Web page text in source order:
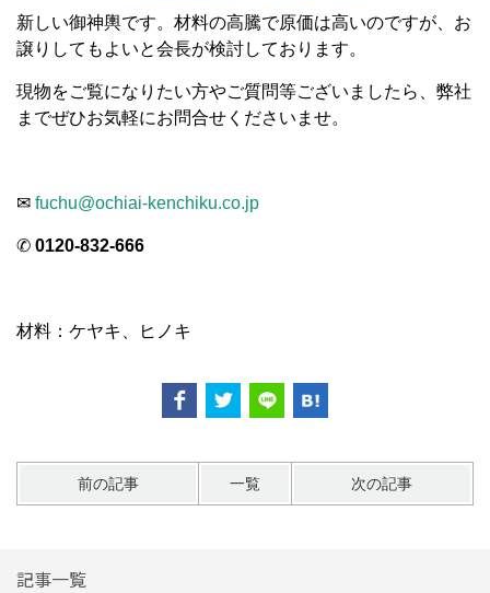
新しい御神輿です。材料の高騰で原価は高いのですが、お
譲りしてもよいと会長が検討しております。
現物をご覧になりたい方やご質問等ございましたら、弊社
までぜひお気軽にお問合せくださいませ。
✉ fuchu@ochiai-kenchiku.co.jp
✆ 0120-832-666
材料：ケヤキ、ヒノキ
前の記事 一覧 次の記事
記事一覧